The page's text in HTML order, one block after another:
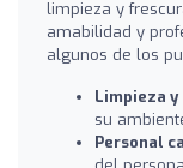
limpieza y
amabilidad y
algunos de los
Limpieza
su
Personal